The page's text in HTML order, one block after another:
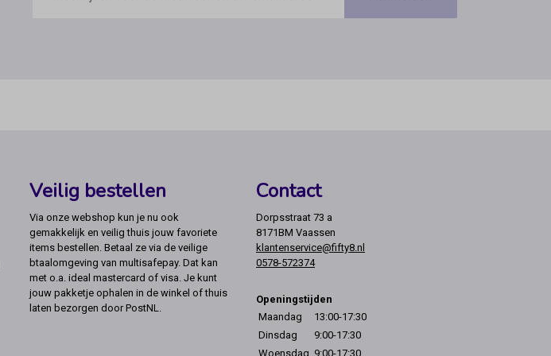
Veilig bestellen
Via onze webshop kun je nu ook
gemakkelijk en veilig thuis jouw favoriete
items bestellen. Betaal ze via de veilige
btaalomgeving van multisafepay. Dat kan
met o.a. ideal mastercard of visa. Je kunt
jouw pakketje ophalen in de winkel of thuis
laten bezorgen door PostNL.
Contact
Dorpsstraat 73 a
8171BM Vaassen
klantenservice@fifty8.nl
0578-572374
Openingstijden
Maandag
13:00-17:30
Dinsdag
9:00-17:30
Woensdag 9:00-17:30